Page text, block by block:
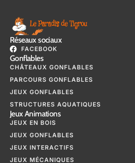
Réseaux sociaux
FACEBOOK
Gonflables
CHÂTEAUX GONFLABLES
PARCOURS GONFLABLES
JEUX GONFLABLES
STRUCTURES AQUATIQUES
Jeux Animations
JEUX EN BOIS
JEUX GONFLABLES
JEUX INTERACTIFS
JEUX MÉCANIQUES